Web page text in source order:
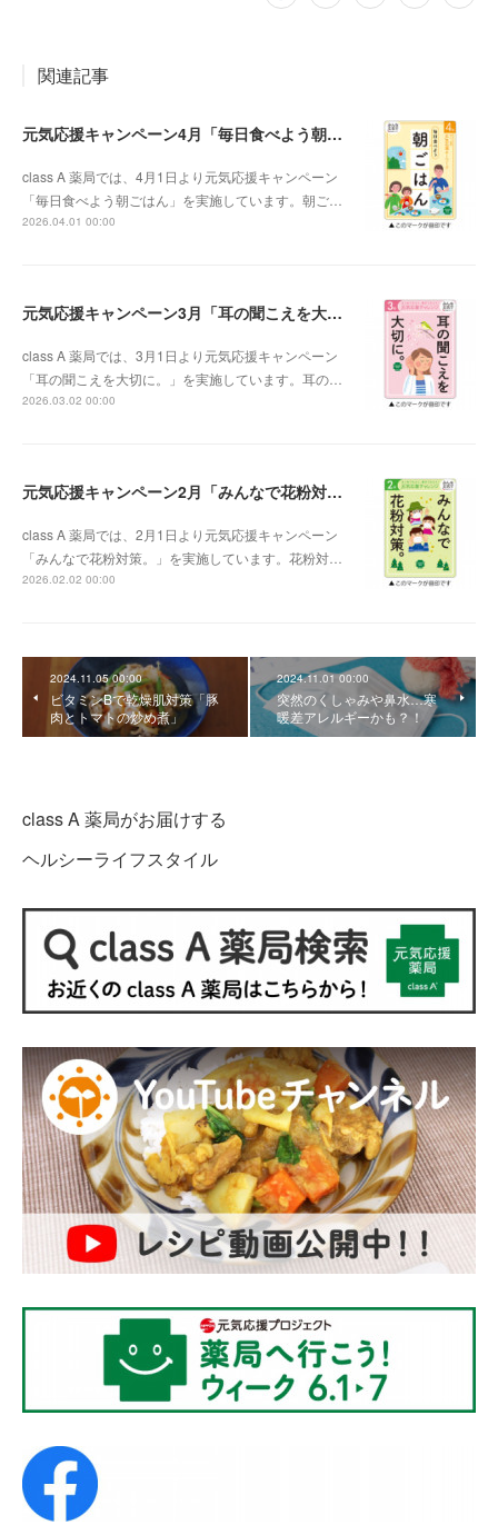
関連記事
元気応援キャンペーン4月「毎日食べよう朝ごはん」
class A 薬局では、4月1日より元気応援キャンペーン
「毎日食べよう朝ごはん」を実施しています。朝ご…
2026.04.01 00:00
元気応援キャンペーン3月「耳の聞こえを大切に。」
class A 薬局では、3月1日より元気応援キャンペーン
「耳の聞こえを大切に。」を実施しています。耳の…
2026.03.02 00:00
元気応援キャンペーン2月「みんなで花粉対策。」
class A 薬局では、2月1日より元気応援キャンペーン
「みんなで花粉対策。」を実施しています。花粉対…
2026.02.02 00:00
2024.11.05 00:00
ビタミンBで乾燥肌対策「豚
肉とトマトの炒め煮」
2024.11.01 00:00
突然のくしゃみや鼻水…寒
暖差アレルギーかも？！
class A 薬局がお届けする
ヘルシーライフスタイル